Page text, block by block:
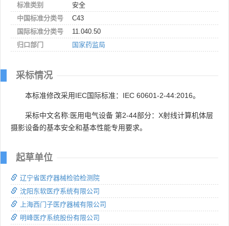
标准类别
安全
中国标准分类号
C43
国际标准分类号
11.040.50
归口部门
国家药监局
采标情况
本标准修改采用IEC国际标准：IEC 60601-2-44:2016。
采标中文名称:医用电气设备 第2-44部分：X射线计算机体层
摄影设备的基本安全和基本性能专用要求。
起草单位
辽宁省医疗器械检验检测院
沈阳东软医疗系统有限公司
上海西门子医疗器械有限公司
明峰医疗系统股份有限公司